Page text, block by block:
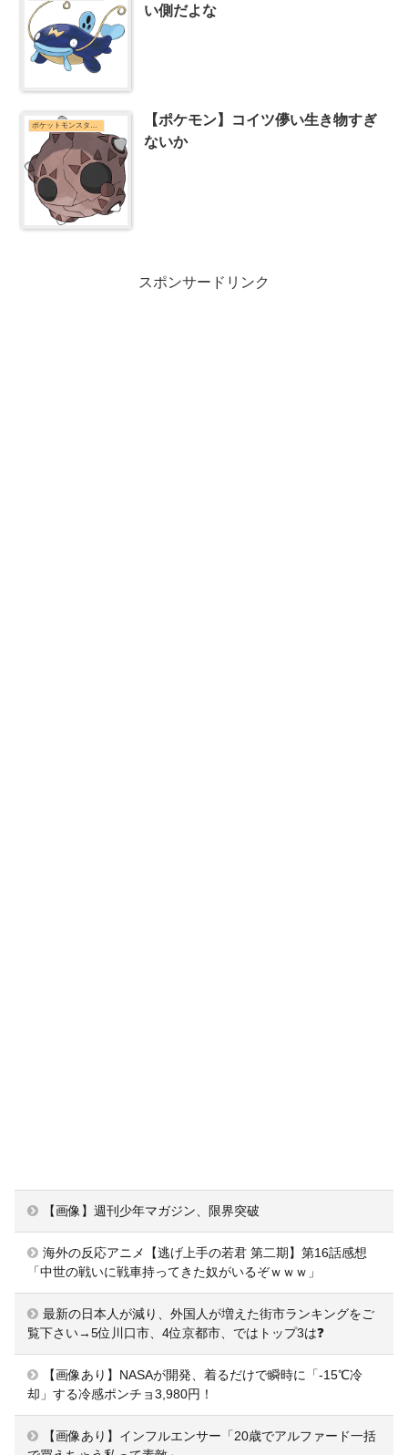
い側だよな
ポケットモンスターシリーズまとめ
【ポケモン】コイツ儚い生き物すぎ
ないか
スポンサードリンク
【画像】週刊少年マガジン、限界突破
海外の反応アニメ【逃げ上手の若君 第二期】第16話感想
「中世の戦いに戦車持ってきた奴がいるぞｗｗｗ」
最新の日本人が減り、外国人が増えた街市ランキングをご
覧下さい→5位川口市、4位京都市、ではトップ3は❓
【画像あり】NASAが開発、着るだけで瞬時に「-15℃冷
却」する冷感ポンチョ3,980円！
【画像あり】インフルエンサー「20歳でアルファード一括